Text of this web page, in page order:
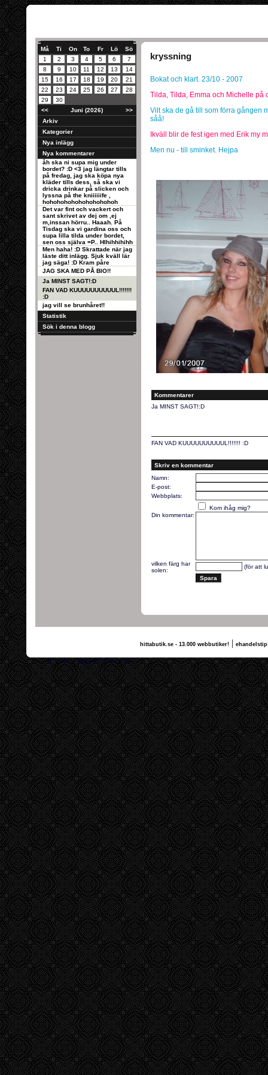
Må Ti On To Fr Lö
Sö
1
2 3 4 5 6
7
8
9 10 11 12 13
14
15
16 17 18 19 20
21
22
23 24 25 26 27
28
29
30
<<
Juni (2026)
>>
Arkiv
Kategorier
Nya inlägg
Nya kommentarer
åh ska ni supa mig under
bordet? :D <3 jag längtar tills
på fredag, jag ska köpa nya
kläder tills dess, så ska vi
dricka drinkar på slicken och
lyssna på the kniiiiiife ,
hohohohohohohohohohoh
Det var fint och vackert och
sant skrivet av dej om ,ej
m,inssan hörru.. Haaah. På
Tisdag ska vi gardina oss och
supa lilla tilda under bordet,
sen oss själva =P.. HIhihhihihh
Men haha! :D Skrattade när jag
läste ditt inlägg. Sjuk kväll lär
jag säga! :D Kram påre
JAG SKA MED PÅ BIO!!
Ja MINST SAGT!:D
FAN VAD KUUUUUUUUUUL!!!!!!!
:D
jag vill se brunhåret!!
Statistik
Sök i denna blogg
kryssning
Bokat och klart. 23/10 - 2007
Tilda, Tilda, Emma och Michelle på
Vilt ska de gå till som förra gången
såå!
Ikväll blir de fest igen med Erik my
Men nu - till sminket. Hejpa
Kommentarer
Ja MINST SAGT!:D
FAN VAD KUUUUUUUUUUL!!!!!!! :D
Skriv en kommentar
Namn:
E-post:
Webbplats:
Kom ihåg mig?
Din kommentar:
vilken färg har
solen:
(för att
hittabutik.se - 13.000 webbutiker!|
(c) 2011, nogg.se & Tilda vettu